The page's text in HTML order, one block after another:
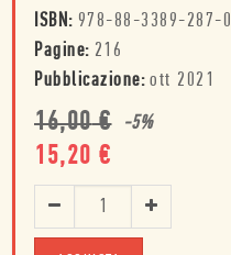
ISBN: 978-88-3389-287-0
Pagine: 216
Pubblicazione: ott 2021
16,00€ -5%
15,20 €